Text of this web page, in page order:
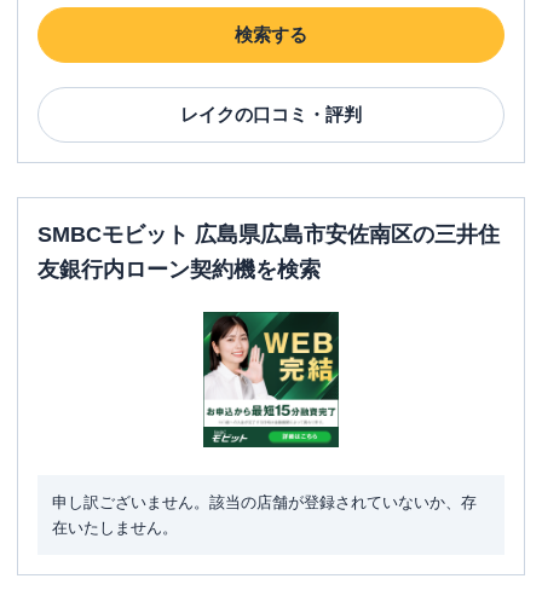
検索する
レイクの口コミ・評判
SMBCモビット 広島県広島市安佐南区の三井住
友銀行内ローン契約機を検索
申し訳ございません。該当の店舗が登録されていないか、存
在いたしません。